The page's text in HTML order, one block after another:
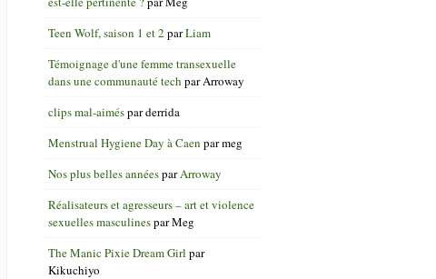
Teen Wolf, saison 1 et 2 parLiam
Témoignage d'une femme transexuelle
dans une communauté tech parArroway
clips mal-aimésparderrida
Menstrual Hygiene Day à Caen parmeg
Nos plus belles annéesparArroway
Réalisateurs et agresseurs – art et violence
sexuelles masculinesparMeg
The Manic Pixie Dream Girl par
Kikuchiyo